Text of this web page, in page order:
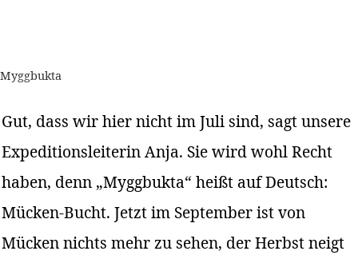
Myggbukta
Gut, dass wir hier nicht im Juli sind, sagt unsere
Expeditionsleiterin Anja. Sie wird wohl Recht
haben, denn „Myggbukta“ heißt auf Deutsch:
Mücken-Bucht. Jetzt im September ist von
Mücken nichts mehr zu sehen, der Herbst neigt